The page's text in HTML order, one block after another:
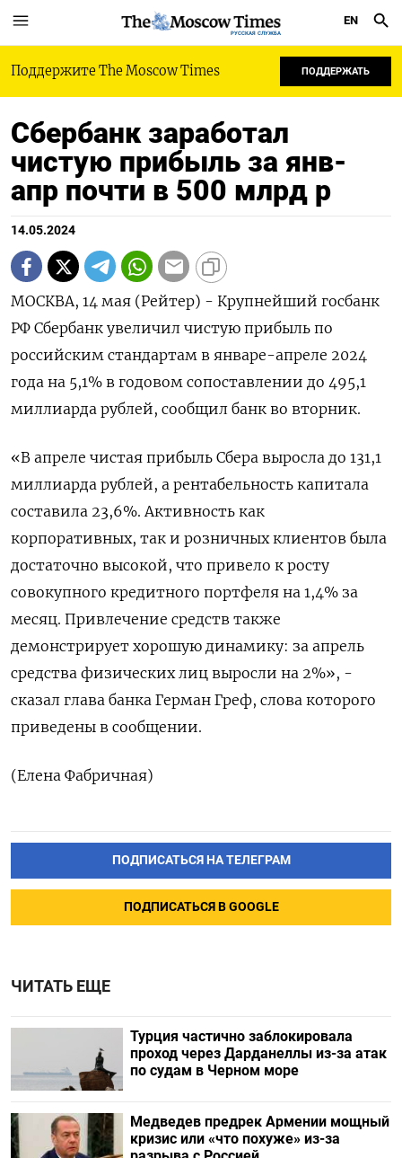
РУССКАЯ СЛУЖБА
EN
Поддержите The Moscow Times ПОДДЕРЖАТЬ
Сбербанк заработал
чистую прибыль за янв-
апр почти в 500 млрд р
14.05.2024
МОСКВА, 14 мая (Рейтер) - Крупнейший госбанк
РФ Сбербанк увеличил чистую прибыль по
российским стандартам в январе-апреле 2024
года на 5,1% в годовом сопоставлении до 495,1
миллиарда рублей, сообщил банк во вторник.
«В апреле чистая прибыль Сбера выросла до 131,1
миллиарда рублей, а рентабельность капитала
составила 23,6%. Активность как
корпоративных, так и розничных клиентов была
достаточно высокой, что привело к росту
совокупного кредитного портфеля на 1,4% за
месяц. Привлечение средств также
демонстрирует хорошую динамику: за апрель
средства физических лиц выросли на 2%», -
сказал глава банка Герман Греф, слова которого
приведены в сообщении.
(Елена Фабричная)
ПОДПИСАТЬСЯ НА ТЕЛЕГРАМ
ПОДПИСАТЬСЯ В GOOGLE
ЧИТАТЬ ЕЩЕ
Турция частично заблокировала
проход через Дарданеллы из-за атак
по судам в Черном море
Медведев предрек Армении мощный
кризис или «что похуже» из-за